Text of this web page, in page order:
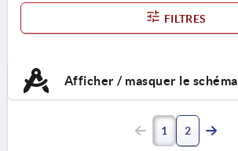
FILTRES
Afficher / masquer le schéma
1 2